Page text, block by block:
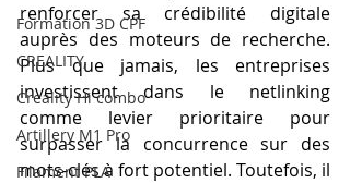
Formation 3D CPF
CREALITY,
Creality Hi combo
Artillery M1 Pro
Filament PLA
renforcer sa crédibilité digitale
auprès des moteurs de recherche.
Plus que jamais, les entreprises
investissent dans le netlinking
comme levier prioritaire pour
surpasser la concurrence sur des
mots-clés à fort potentiel. Toutefois, il